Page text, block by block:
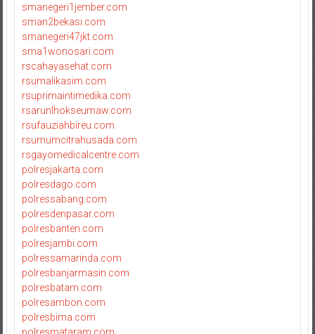
smanegeri1jember.com
sman2bekasi.com
smanegeri47jkt.com
sma1wonosari.com
rscahayasehat.com
rsumalikasim.com
rsuprimaintimedika.com
rsarunlhokseumaw.com
rsufauziahbireu.com
rsumumcitrahusada.com
rsgayomedicalcentre.com
polresjakarta.com
polresdago.com
polressabang.com
polresdenpasar.com
polresbanten.com
polresjambi.com
polressamarinda.com
polresbanjarmasin.com
polresbatam.com
polresambon.com
polresbima.com